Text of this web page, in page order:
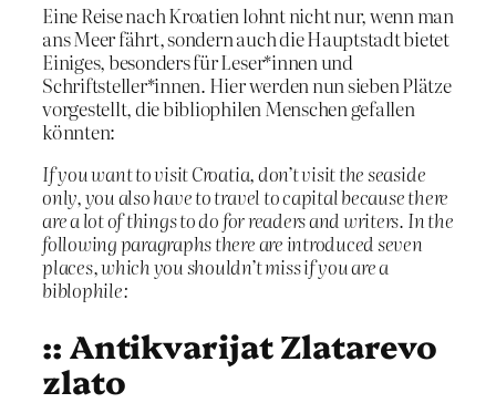
Eine Reise nach Kroatien lohnt nicht nur, wenn man
ans Meer fährt, sondern auch die Hauptstadt bietet
Einiges, besonders für Leser*innen und
Schriftsteller*innen. Hier werden nun sieben Plätze
vorgestellt, die bibliophilen Menschen gefallen
könnten:
If you want to visit Croatia, don’t visit the seaside
only, you also have to travel to capital because there
are a lot of things to do for readers and writers. In the
following paragraphs there are introduced seven
places, which you shouldn’t miss if you are a
biblophile:
:: Antikvarijat Zlatarevo
zlato